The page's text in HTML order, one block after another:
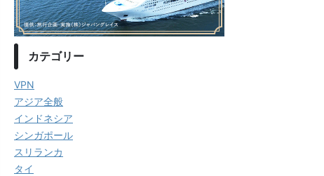
カテゴリー
VPN
アジア全般
インドネシア
シンガポール
スリランカ
タイ